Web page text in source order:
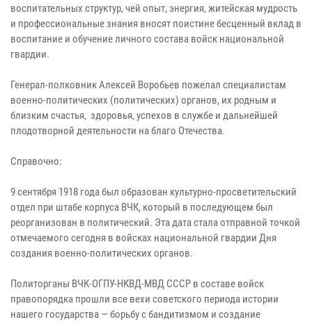
воспитательных структур, чей опыт, энергия, житейская мудрость
и профессиональные знания вносят поистине бесценный вклад в
воспитание и обучение личного состава войск национальной
гвардии.
Генерал-полковник Алексей Воробьев пожелал специалистам
военно-политических (политических) органов, их родным и
близким счастья, здоровья, успехов в службе и дальнейшей
плодотворной деятельности на благо Отечества.
Справочно:
9 сентября 1918 года был образован культурно-просветительский
отдел при штабе корпуса ВЧК, который в последующем был
реорганизован в политический. Эта дата стала отправной точкой
отмечаемого сегодня в войсках национальной гвардии Дня
создания военно-политических органов.
Политорганы ВЧК-ОГПУ-НКВД-МВД СССР в составе войск
правопорядка прошли все вехи советского периода истории
нашего государства — борьбу с бандитизмом и создание